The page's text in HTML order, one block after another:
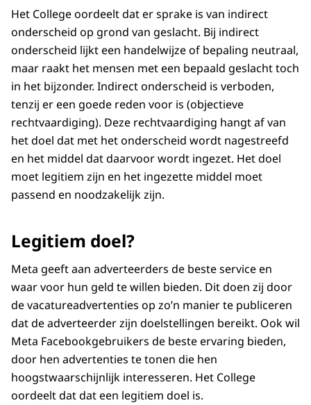
Het College oordeelt dat er sprake is van indirect
onderscheid op grond van geslacht. Bij indirect
onderscheid lijkt een handelwijze of bepaling neutraal,
maar raakt het mensen met een bepaald geslacht toch
in het bijzonder. Indirect onderscheid is verboden,
tenzij er een goede reden voor is (objectieve
rechtvaardiging). Deze rechtvaardiging hangt af van
het doel dat met het onderscheid wordt nagestreefd
en het middel dat daarvoor wordt ingezet. Het doel
moet legitiem zijn en het ingezette middel moet
passend en noodzakelijk zijn.
Legitiem doel?
Meta geeft aan adverteerders de beste service en
waar voor hun geld te willen bieden. Dit doen zij door
de vacatureadvertenties op zo’n manier te publiceren
dat de adverteerder zijn doelstellingen bereikt. Ook wil
Meta Facebookgebruikers de beste ervaring bieden,
door hen advertenties te tonen die hen
hoogstwaarschijnlijk interesseren. Het College
oordeelt dat dat een legitiem doel is.